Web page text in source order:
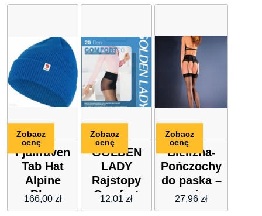
Fjällräven
Tab Hat
Alpine
Blue
166,00 zł
Zobacz
cenę
GOLDEN
LADY
Rajstopy
Comfort
20
12,01 zł
Zobacz
cenę
Bielizna-
Pończochy
do paska –
wzór
EROTICA
27,96 zł
Zobacz
cenę